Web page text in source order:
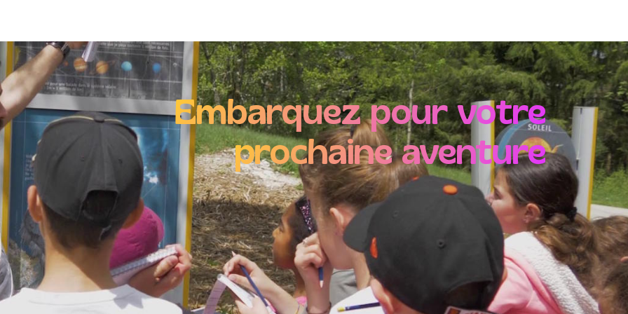
Embarquez pour votre
prochaine aventure